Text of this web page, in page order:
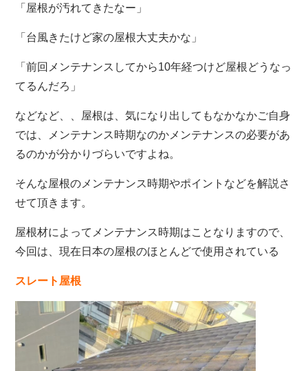
「屋根が汚れてきたなー」
「台風きたけど家の屋根大丈夫かな」
「前回メンテナンスしてから10年経つけど屋根どうなっ
てるんだろ」
などなど、、屋根は、気になり出してもなかなかご自身
では、メンテナンス時期なのかメンテナンスの必要があ
るのかが分かりづらいですよね。
そんな屋根のメンテナンス時期やポイントなどを解説さ
せて頂きます。
屋根材によってメンテナンス時期はことなりますので、
今回は、現在日本の屋根のほとんどで使用されている
スレート屋根